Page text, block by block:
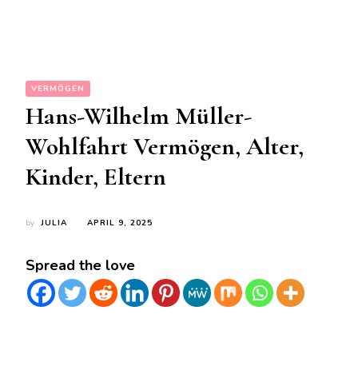
VERMÖGEN
Hans-Wilhelm Müller-
Wohlfahrt Vermögen, Alter,
Kinder, Eltern
by JULIA APRIL 9, 2025
Spread the love